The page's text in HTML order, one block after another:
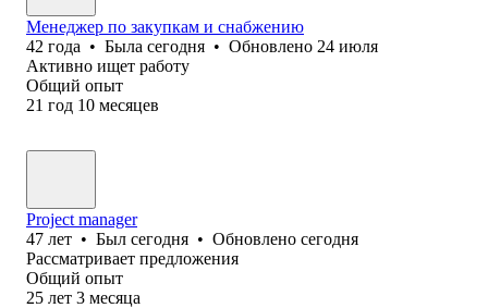
Менеджер по закупкам и снабжению
42 года • Была сегодня • Обновлено 24 июля
Активно ищет работу
Общий опыт
21 год 10 месяцев
Project manager
47 лет • Был сегодня • Обновлено сегодня
Рассматривает предложения
Общий опыт
25 лет 3 месяца